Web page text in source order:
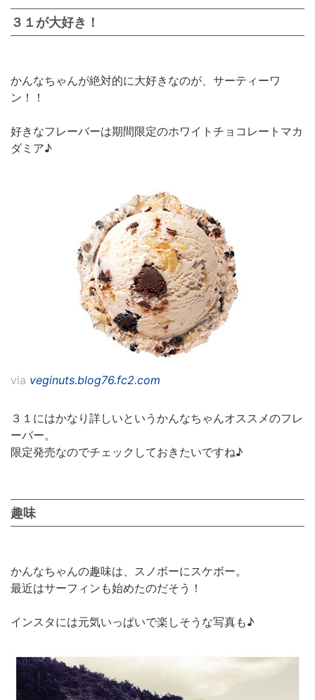
３１が大好き！
かんなちゃんが絶対的に大好きなのが、サーティーワ
ン！！
好きなフレーバーは期間限定のホワイトチョコレートマカ
ダミア♪
via veginuts.blog76.fc2.com
３１にはかなり詳しいというかんなちゃんオススメのフレ
ーバー。
限定発売なのでチェックしておきたいですね♪
趣味
かんなちゃんの趣味は、スノボーにスケボー。
最近はサーフィンも始めたのだそう！
インスタには元気いっぱいで楽しそうな写真も♪